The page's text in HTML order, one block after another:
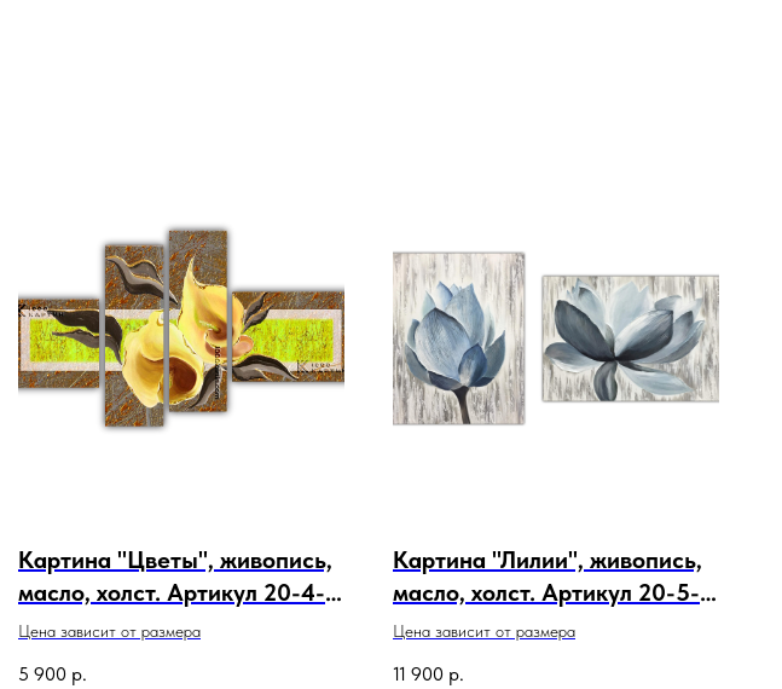
Картина "Цветы", живопись,
масло, холст. Артикул 20-4-
377
Цена зависит от размера
5 900 р.
Картина "Лилии", живопись,
масло, холст. Артикул 20-5-
452
Цена зависит от размера
11 900 р.